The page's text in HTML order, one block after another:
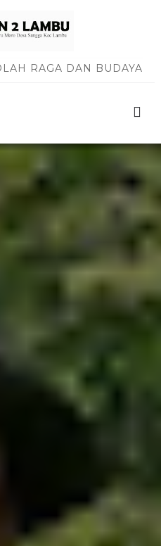
RAGA DAN BUDAYA